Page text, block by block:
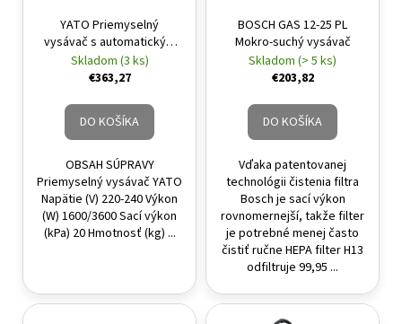
YATO Priemyselný
vysávač s automatickým
oklepom filtra 1600W +
drážkovacia fréza 125 mm
Skladom (3 ks)
€363,27
DO KOŠÍKA
OBSAH SÚPRAVY
Priemyselný vysávač YATO
Napätie (V) 220-240 Výkon
(W) 1600/3600 Sací výkon
(kPa) 20 Hmotnosť (kg) ...
BOSCH GAS 12-25 PL
Mokro-suchý vysávač
Skladom (> 5 ks)
€203,82
DO KOŠÍKA
Vďaka patentovanej
technológii čistenia filtra
Bosch je sací výkon
rovnomernejší, takže filter
je potrebné menej často
čistiť ručne HEPA filter H13
odfiltruje 99,95 ...
HĽADAŤ